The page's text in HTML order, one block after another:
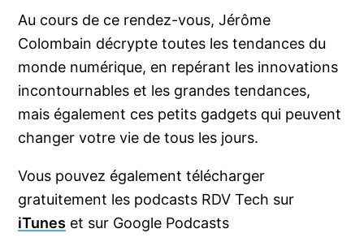
Au cours de ce rendez-vous, Jérôme
Colombain décrypte toutes les tendances du
monde numérique, en repérant les innovations
incontournables et les grandes tendances,
mais également ces petits gadgets qui peuvent
changer votre vie de tous les jours.
Vous pouvez également télécharger
gratuitement les podcasts RDV Tech sur
iTunes et sur Google Podcasts